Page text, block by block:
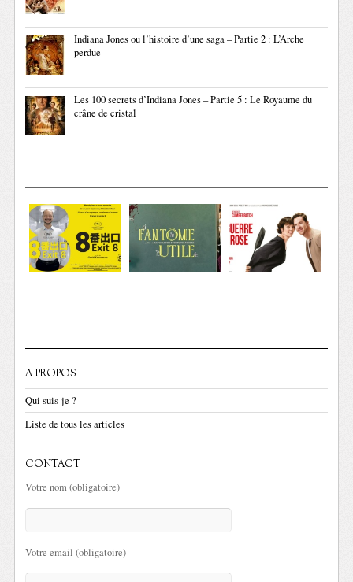
Indiana Jones ou l’histoire d’une saga – Partie 2 : L’Arche
perdue
Les 100 secrets d’Indiana Jones – Partie 5 : Le Royaume du
crâne de cristal
A PROPOS
Qui suis-je ?
Liste de tous les articles
CONTACT
Votre nom (obligatoire)
Votre email (obligatoire)